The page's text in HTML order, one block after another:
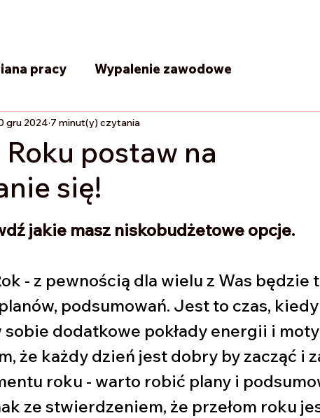
pracy Wypalenie zawodowe
Biblioteczka Menadżerki Marzeń
postaw na
się!
gru 2024 7 minut(y) czytania
jakie masz niskobudżetowe opcje.
- z pewnością dla wielu z Was będzie
podsumowań. Jest to czas,
sobie dodatkowe pokłady energii i
że każdy dzień jest dobry by zacząć i
roku - warto robić plany i
ze stwierdzeniem, że przełom roku